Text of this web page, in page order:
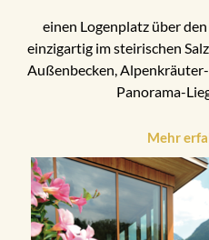
einen Logenplatz über
einzigartig im steirischen
Außenbecken,
Panorama-
Mehr